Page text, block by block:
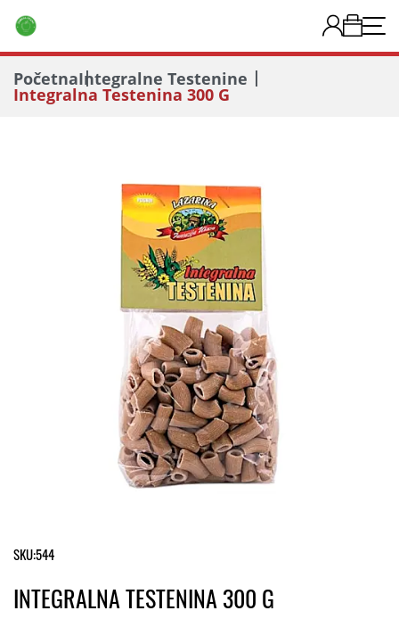
PočetnaIntegralne Testenine
Integralna Testenina 300 G
SKU:544
INTEGRALNA TESTENINA 300 G